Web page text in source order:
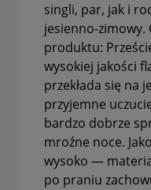
singli, par, jak i
jesienno-zimowy.
produktu:
wysokiej jakości
przekłada się na
przyjemne
bardzo dobrze
mroźne noce.
wysoko —
po praniu